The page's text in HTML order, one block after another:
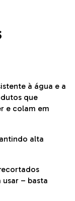
à água e a
que
e colam em
alta
– basta